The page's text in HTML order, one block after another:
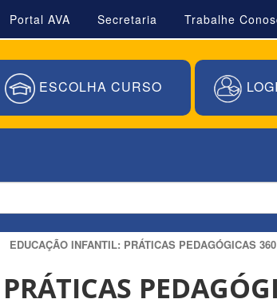
Portal AVA Secretaria Trabalhe
ESCOLHA CURSO
EDUCAÇÃO INFANTIL: PRÁTICAS PEDAGÓGICAS